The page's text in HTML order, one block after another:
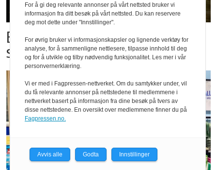
Bestillings-rush i foodora før
storkampen
For å gi deg relevante annonser på vårt nettsted bruker vi
informasjon fra ditt besøk på vårt nettsted. Du kan reservere
deg mot dette under "Innstillinger".
For øvrig bruker vi informasjonskapsler og lignende verktøy for
analyse, for å sammenligne nettlesere, tilpasse innhold til deg
og for å utvikle og tilby nødvendig funksjonalitet. Les mer i vår
personvernerklæring.
Vi er med i Fagpressen-nettverket. Om du samtykker under, vil
du få relevante annonser på nettstedene til medlemmene i
nettverket basert på informasjon fra dine besøk på tvers av
disse nettstedene. En oversikt over medlemmene finner du på
Fagpressen.no.
Avvis alle Godta Innstillinger